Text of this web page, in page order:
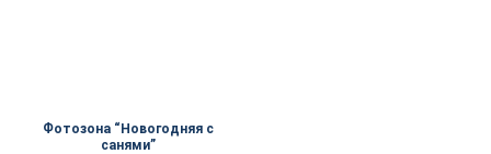
Фотозона “Новогодняя с
санями”